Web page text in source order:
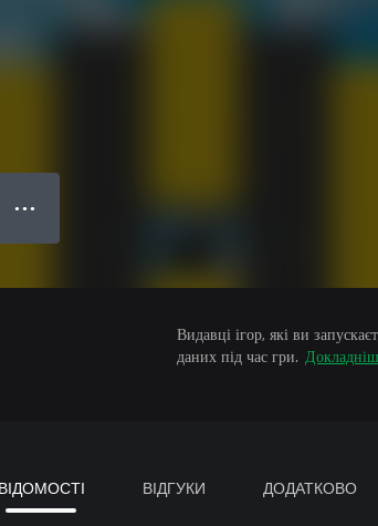
● ● ●
Видавці ігор, які ви
даних під час гри.
ВІДОМОСТІ ВІДГУКИ ДОДАТКОВО